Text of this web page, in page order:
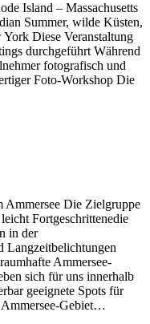
Island – Massachusetts
Summer, wilde Küsten,
Diese Veranstaltung
durchgeführt Während
fotografisch und
Foto-Workshop Die
Ammersee Die Zielgruppe
Fortgeschrittenedie
in der
Langzeitbelichtungen
Ammersee-
sich für uns innerhalb
geeignete Spots für
Ammersee-Gebiet…